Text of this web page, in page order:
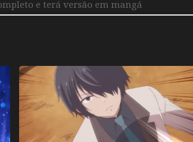
e terá versão em mangá